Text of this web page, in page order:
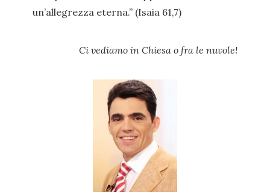
un’allegrezza eterna.” (Isaia 61,7)
Ci vediamo in Chiesa o fra le nuvole!